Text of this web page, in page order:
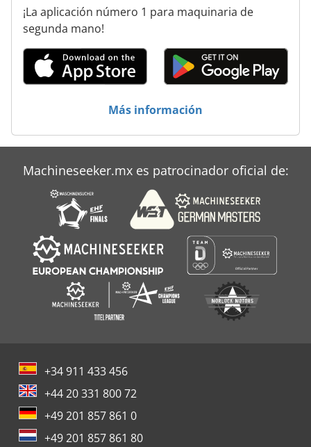
¡La aplicación número 1 para maquinaria de
segunda mano!
Más información
Machineseeker.mx es patrocinador oficial de:
+34 911 433 456
+44 20 331 800 72
+49 201 857 861 0
+49 201 857 861 80